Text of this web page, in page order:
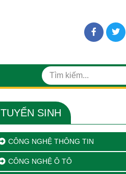
TUYỂN SINH
CÔNG NGHỆ THÔNG TIN
CÔNG NGHỆ Ô TÔ